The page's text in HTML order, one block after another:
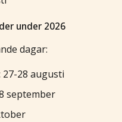
under 2026
dagar:
28 augusti
september